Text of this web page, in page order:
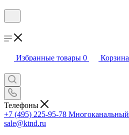
Избранные товары 0 Корзина
Телефоны
+7 (495) 225-95-78 Многоканальный
sale@ktnd.ru